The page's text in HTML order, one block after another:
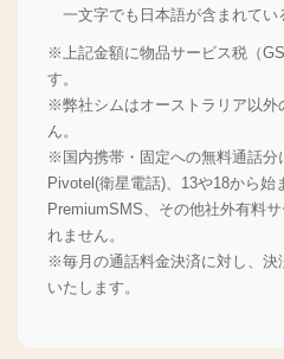
一文字でも日本語が含まれてい
※上記金額に物品サービス税（
す。
※弊社シムはオーストラリア以外
ん。
※国内携帯・固定への無料通話分
Pivotel(衛星電話)、13や18から始
PremiumSMS、その他社外有料
れません。
※毎月の通話料金決済に対し、決
いたします。